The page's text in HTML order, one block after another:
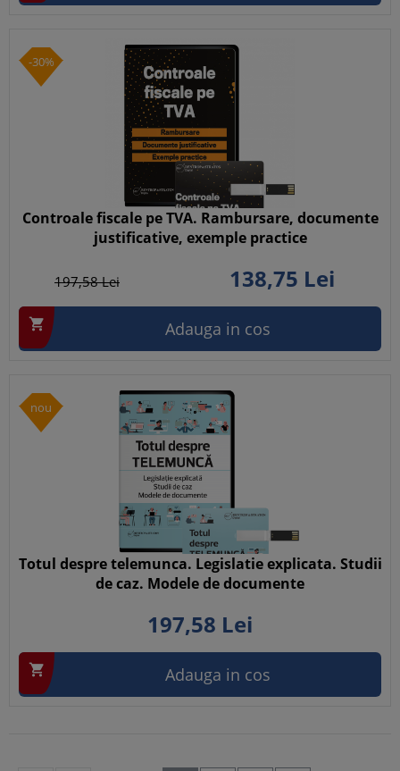
-30%
Controale fiscale pe TVA. Rambursare, documente
justificative, exemple practice
197,58Lei 138,75 Lei
 Adauga in cos
nou
Totul despre telemunca. Legislatie explicata. Studii
de caz. Modele de documente
197,58 Lei
 Adauga in cos